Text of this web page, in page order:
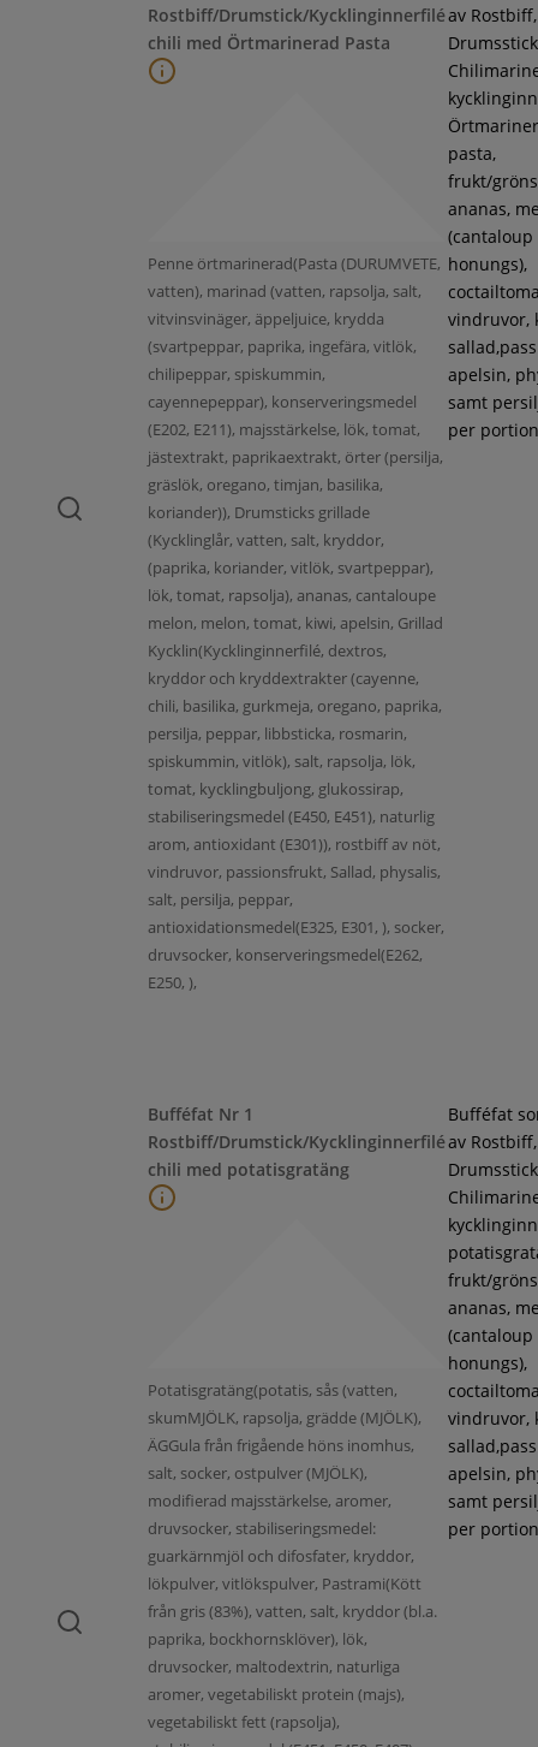
Rostbiff/Drumstick/Kycklinginnerfilé
chili med Örtmarinerad Pasta
Penne örtmarinerad(Pasta (DURUMVETE,
vatten), marinad (vatten, rapsolja, salt,
vitvinsvinäger, äppeljuice, krydda
(svartpeppar, paprika, ingefära, vitlök,
chilipeppar, spiskummin,
cayennepeppar), konserveringsmedel
(E202, E211), majsstärkelse, lök, tomat,
jästextrakt, paprikaextrakt, örter (persilja,
gräslök, oregano, timjan, basilika,
koriander)), Drumsticks grillade
(Kycklinglår, vatten, salt, kryddor,
(paprika, koriander, vitlök, svartpeppar),
lök, tomat, rapsolja), ananas, cantaloupe
melon, melon, tomat, kiwi, apelsin, Grillad
Kycklin(Kycklinginnerfilé, dextros,
kryddor och kryddextrakter (cayenne,
chili, basilika, gurkmeja, oregano, paprika,
persilja, peppar, libbsticka, rosmarin,
spiskummin, vitlök), salt, rapsolja, lök,
tomat, kycklingbuljong, glukossirap,
stabiliseringsmedel (E450, E451), naturlig
arom, antioxidant (E301)), rostbiff av nöt,
vindruvor, passionsfrukt, Sallad, physalis,
salt, persilja, peppar,
antioxidationsmedel(E325, E301, ), socker,
druvsocker, konserveringsmedel(E262,
E250, ),
av Rostbiff,
pasta,
frukt/
ananas,
(cantaloup
honungs),
vindruvor,
apelsin,
samt
per
Bufféfat Nr 1
Rostbiff/Drumstick/Kycklinginnerfilé
chili med potatisgratäng
Potatisgratäng(potatis, sås (vatten,
skumMJÖLK, rapsolja, grädde (MJÖLK),
ÄGGula från frigående höns inomhus,
salt, socker, ostpulver (MJÖLK),
modifierad majsstärkelse, aromer,
druvsocker, stabiliseringsmedel:
guarkärnmjöl och difosfater, kryddor,
lökpulver, vitlökspulver, Pastrami(Kött
från gris (83%), vatten, salt, kryddor (bl.a.
paprika, bockhornsklöver), lök,
druvsocker, maltodextrin, naturliga
aromer, vegetabiliskt protein (majs),
vegetabiliskt fett (rapsolja),
Bufféfat
av Rostbiff,
frukt/
ananas,
(cantaloup
honungs),
vindruvor,
apelsin,
samt
per